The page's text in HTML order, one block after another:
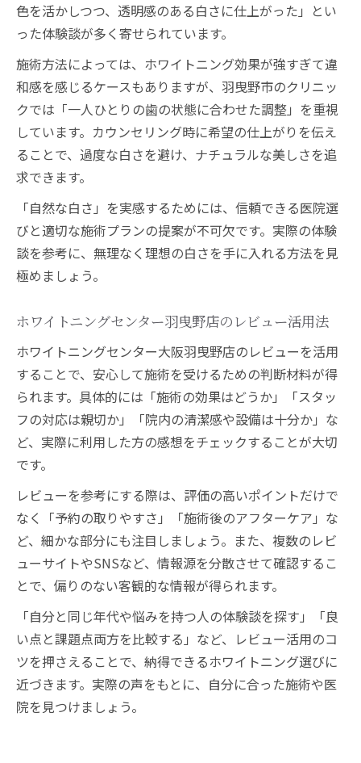
色を活かしつつ、透明感のある白さに仕上がった」とい
った体験談が多く寄せられています。
施術方法によっては、ホワイトニング効果が強すぎて違
和感を感じるケースもありますが、羽曳野市のクリニッ
クでは「一人ひとりの歯の状態に合わせた調整」を重視
しています。カウンセリング時に希望の仕上がりを伝え
ることで、過度な白さを避け、ナチュラルな美しさを追
求できます。
「自然な白さ」を実感するためには、信頼できる医院選
びと適切な施術プランの提案が不可欠です。実際の体験
談を参考に、無理なく理想の白さを手に入れる方法を見
極めましょう。
ホワイトニングセンター羽曳野店のレビュー活用法
ホワイトニングセンター大阪羽曳野店のレビューを活用
することで、安心して施術を受けるための判断材料が得
られます。具体的には「施術の効果はどうか」「スタッ
フの対応は親切か」「院内の清潔感や設備は十分か」な
ど、実際に利用した方の感想をチェックすることが大切
です。
レビューを参考にする際は、評価の高いポイントだけで
なく「予約の取りやすさ」「施術後のアフターケア」な
ど、細かな部分にも注目しましょう。また、複数のレビ
ューサイトやSNSなど、情報源を分散させて確認するこ
とで、偏りのない客観的な情報が得られます。
「自分と同じ年代や悩みを持つ人の体験談を探す」「良
い点と課題点両方を比較する」など、レビュー活用のコ
ツを押さえることで、納得できるホワイトニング選びに
近づきます。実際の声をもとに、自分に合った施術や医
院を見つけましょう。